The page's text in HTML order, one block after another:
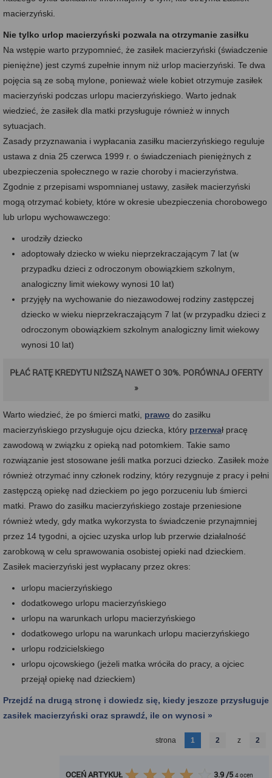
macierzyński.
Nie tylko urlop macierzyński pozwala na otrzymanie zasiłku
Na wstępie warto przypomnieć, że zasiłek macierzyński (świadczenie
pieniężne) jest czymś zupełnie innym niż urlop macierzyński. Te dwa
pojęcia są ze sobą mylone, ponieważ wiele kobiet otrzymuje zasiłek
macierzyński podczas urlopu macierzyńskiego. Warto jednak
wiedzieć, że zasiłek dla matki przysługuje również w innych
sytuacjach.
Zasady przyznawania i wypłacania zasiłku macierzyńskiego reguluje
ustawa z dnia 25 czerwca 1999 r. o świadczeniach pieniężnych z
ubezpieczenia społecznego w razie choroby i macierzyństwa.
Zgodnie z przepisami wspomnianej ustawy, zasiłek macierzyński
mogą otrzymać kobiety, które w okresie ubezpieczenia chorobowego
lub urlopu wychowawczego:
urodziły dziecko
adoptowały dziecko w wieku nieprzekraczającym 7 lat (w
przypadku dzieci z odroczonym obowiązkiem szkolnym,
analogiczny limit wiekowy wynosi 10 lat)
przyjęły na wychowanie do niezawodowej rodziny zastępczej
dziecko w wieku nieprzekraczającym 7 lat (w przypadku dzieci z
odroczonym obowiązkiem szkolnym analogiczny limit wiekowy
wynosi 10 lat)
PŁAĆ RATĘ KREDYTU NIŻSZĄ NAWET O 30%. PORÓWNAJ OFERTY
»
Warto wiedzieć, że po śmierci matki, prawo do zasiłku
macierzyńskiego przysługuje ojcu dziecka, który przerwał pracę
zawodową w związku z opieką nad potomkiem. Takie samo
rozwiązanie jest stosowane jeśli matka porzuci dziecko. Zasiłek może
również otrzymać inny członek rodziny, który rezygnuje z pracy i pełni
zastępczą opiekę nad dzieckiem po jego porzuceniu lub śmierci
matki. Prawo do zasiłku macierzyńskiego zostaje przeniesione
również wtedy, gdy matka wykorzysta to świadczenie przynajmniej
przez 14 tygodni, a ojciec uzyska urlop lub przerwie działalność
zarobkową w celu sprawowania osobistej opieki nad dzieckiem.
Zasiłek macierzyński jest wypłacany przez okres:
urlopu macierzyńskiego
dodatkowego urlopu macierzyńskiego
urlopu na warunkach urlopu macierzyńskiego
dodatkowego urlopu na warunkach urlopu macierzyńskiego
urlopu rodzicielskiego
urlopu ojcowskiego (jeżeli matka wróciła do pracy, a ojciec
przejął opiekę nad dzieckiem)
Przejdź na drugą stronę i dowiedz się, kiedy jeszcze przysługuje
zasiłek macierzyński oraz sprawdź, ile on wynosi »
strona 1 2 z 2
OCEŃ ARTYKUŁ 3.9/5 4ocen